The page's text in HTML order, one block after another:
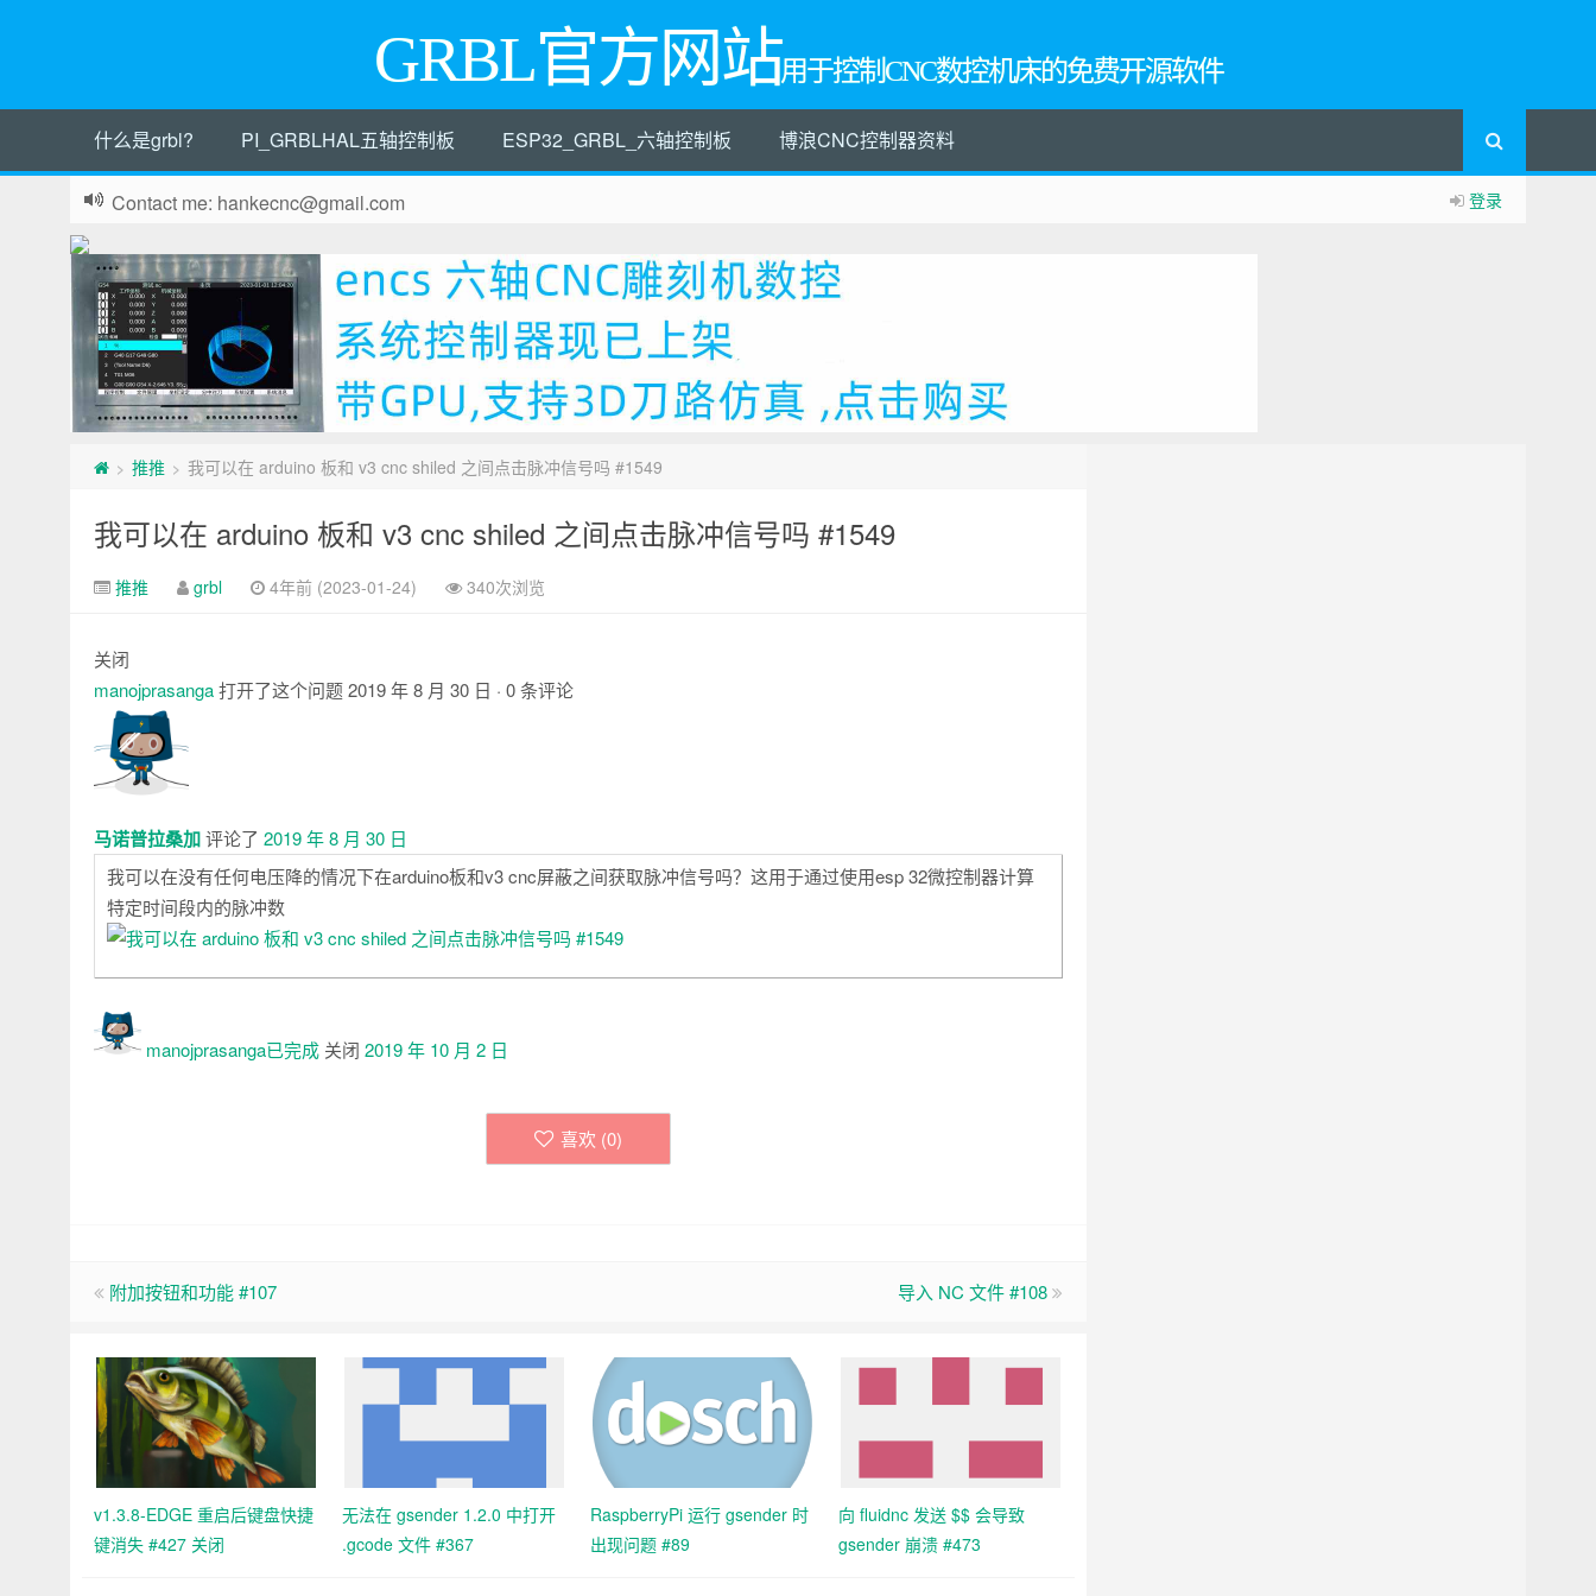
GRBL官方网站用于控制CNC数控机床的免费开源软件
什么是grbl? PI_GRBLHAL五轴控制板 ESP32_GRBL_六轴控制板 博浪CNC控制器资料
登录
Contact me: hankecnc@gmail.com
> 推推 > 我可以在 arduino 板和 v3 cnc shiled 之间点击脉冲信号吗 #1549
我可以在 arduino 板和 v3 cnc shiled 之间点击脉冲信号吗 #1549
推推 grbl 4年前 (2023-01-24) 340次浏览
关闭
manojprasanga打开了这个问题2019 年 8 月 30 日 · 0 条评论
注
马诺普拉桑加评论了 2019 年 8 月 30 日
我可以在没有任何电压降的情况下在arduino板和v3 cnc屏蔽之间获取脉冲信号吗？这用于通过使用esp 32微控制器计算
特定时间段内的脉冲数
manojprasanga已完成 关闭 2019 年 10 月 2 日
喜欢 (0)
附加按钮和功能 #107 导入 NC 文件 #108
v1.3.8-EDGE 重启后键盘快捷
键消失 #427 关闭
无法在 gsender 1.2.0 中打开
.gcode 文件 #367
RaspberryPi 运行 gsender 时
出现问题 #89
向 fluidnc 发送 $$ 会导致
gsender 崩溃 #473